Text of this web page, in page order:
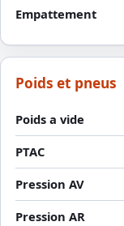
Empattement
Poids et pneus
Poids a vide
PTAC
Pression AV
Pression AR